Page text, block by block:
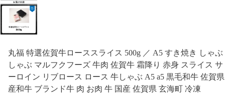
丸福 特選佐賀牛ローススライス 500g ／ A5 すき焼き しゃぶ
しゃぶ マルフクフーズ 牛肉 佐賀牛 霜降り 赤身 スライス サ
ーロイン リブロース ロース 牛しゃぶ A5 a5 黒毛和牛 佐賀県
産和牛 ブランド牛 肉 お肉 牛 国産 佐賀県 玄海町 冷凍